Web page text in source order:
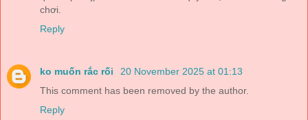
chơi.
Reply
ko muốn rắc rối
20 November 2025 at 01:13
This comment has been removed by the author.
Reply